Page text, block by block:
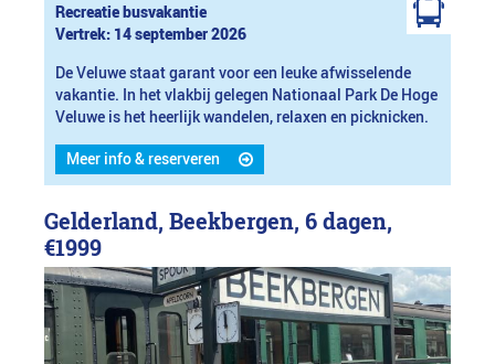
Recreatie busvakantie
Vertrek: 14 september 2026
De Veluwe staat garant voor een leuke afwisselende
vakantie. In het vlakbij gelegen Nationaal Park De Hoge
Veluwe is het heerlijk wandelen, relaxen en picknicken.
Meer info & reserveren
Gelderland, Beekbergen, 6 dagen,
€1999